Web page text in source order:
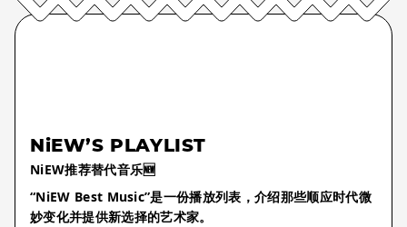
NiEW’S PLAYLIST
NiEW推荐替代音乐🆕
“NiEW Best Music”是一份播放列表，介绍那些顺应时代微
妙变化并提供新选择的艺术家。